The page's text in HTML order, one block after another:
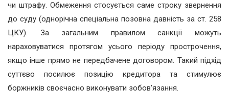
чи штрафу. Обмеження стосується саме строку звернення
до суду (однорічна спеціальна позовна давність за ст. 258
ЦКУ). За загальним правилом санкції можуть
нараховуватися протягом усього періоду прострочення,
якщо інше прямо не передбачене договором. Такий підхід
суттєво посилює позицію кредитора та стимулює
боржників своєчасно виконувати зобов'язання.